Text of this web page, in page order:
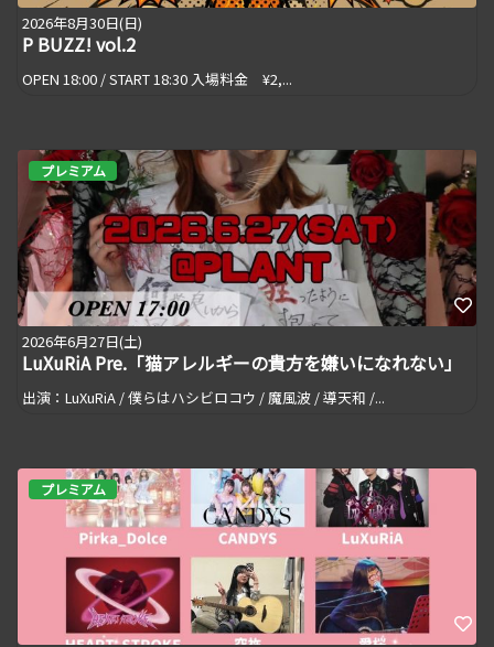
2026年8月30日(日)
P BUZZ! vol.2
OPEN 18:00 / START 18:30 入場料金 ¥2,...
プレミアム
2026年6月27日(土)
LuXuRiA Pre.「猫アレルギーの貴方を嫌いになれない」
出演：LuXuRiA / 僕らはハシビロコウ / 魔風波 / 導天和 /...
プレミアム